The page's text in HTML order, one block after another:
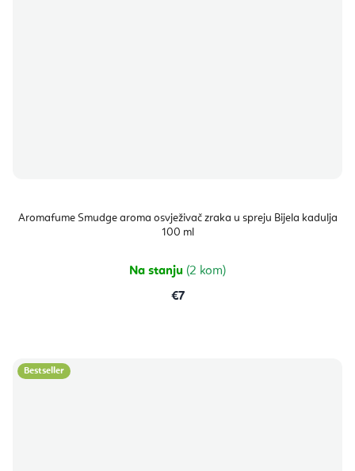
Aromafume Smudge aroma osvježivač zraka u spreju Bijela kadulja
100 ml
Na stanju (2 kom)
€7
Bestseller